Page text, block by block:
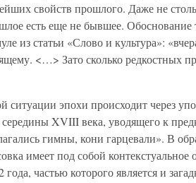
свойств прошлого. Даже не
есть еще не бывшее. Обоснование
из статьи «Слово и культура»:
<…> Зато сколько редкостных
ситуации эпохи происходит через
XVIII века, уводящего к
гимны, кони гарцевали». В
имеет под собой контекстуальное
частью которого является и